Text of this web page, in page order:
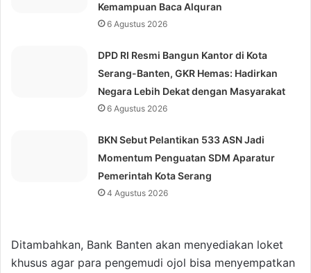
Kemampuan Baca Alquran
6 Agustus 2026
DPD RI Resmi Bangun Kantor di Kota
Serang-Banten, GKR Hemas: Hadirkan
Negara Lebih Dekat dengan Masyarakat
6 Agustus 2026
BKN Sebut Pelantikan 533 ASN Jadi
Momentum Penguatan SDM Aparatur
Pemerintah Kota Serang
4 Agustus 2026
Ditambahkan, Bank Banten akan menyediakan loket
khusus agar para pengemudi ojol bisa menyempatkan